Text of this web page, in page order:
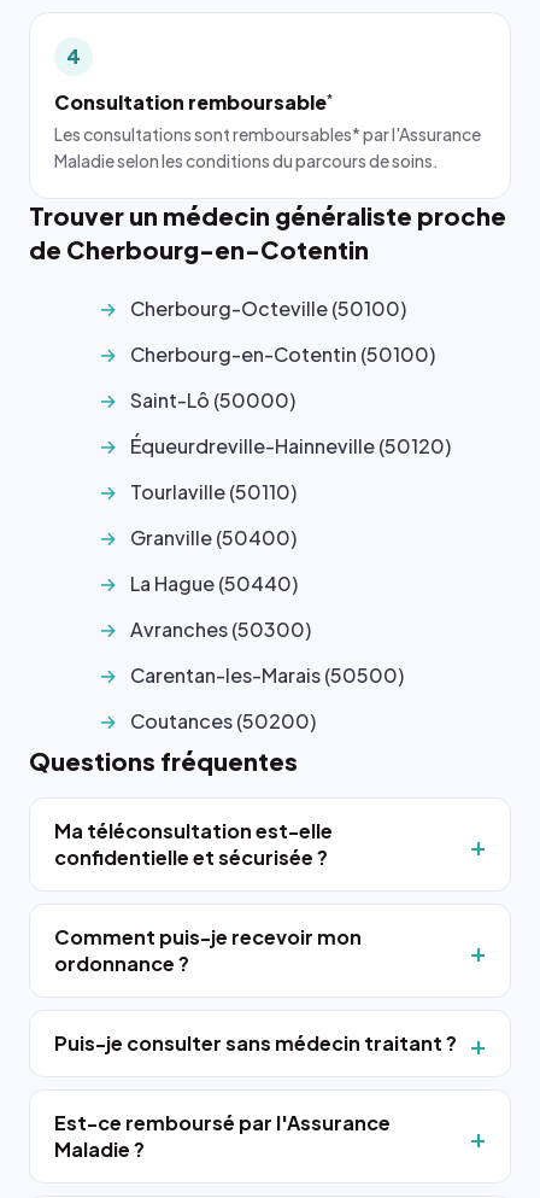
4
Consultation remboursable*
Les consultations sont remboursables* par l'Assurance
Maladie selon les conditions du parcours de soins.
Trouver un médecin généraliste proche
de Cherbourg-en-Cotentin
Cherbourg-Octeville (50100)
Cherbourg-en-Cotentin (50100)
Saint-Lô (50000)
Équeurdreville-Hainneville (50120)
Tourlaville (50110)
Granville (50400)
La Hague (50440)
Avranches (50300)
Carentan-les-Marais (50500)
Coutances (50200)
Questions fréquentes
Ma téléconsultation est-elle
confidentielle et sécurisée ?
Comment puis-je recevoir mon
ordonnance ?
Puis-je consulter sans médecin traitant ?
Est-ce remboursé par l'Assurance
Maladie ?